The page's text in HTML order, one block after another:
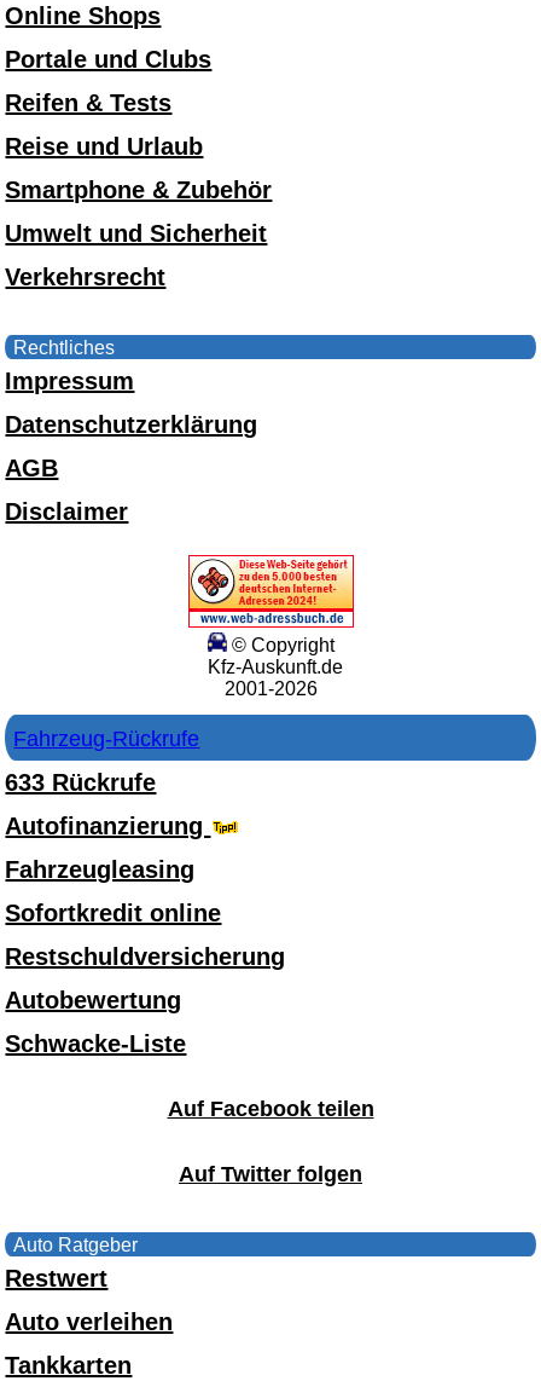
Online Shops
Portale und Clubs
Reifen & Tests
Reise und Urlaub
Smartphone & Zubehör
Umwelt und Sicherheit
Verkehrsrecht
Rechtliches
Impressum
Datenschutzerklärung
AGB
Disclaimer
© Copyright
Kfz-Auskunft.de
2001-2026
Fahrzeug-Rückrufe
633 Rückrufe
Autofinanzierung
Fahrzeugleasing
Sofortkredit online
Restschuldversicherung
Autobewertung
Schwacke-Liste
Auf Facebook teilen
Auf Twitter folgen
Auto Ratgeber
Restwert
Auto verleihen
Tankkarten